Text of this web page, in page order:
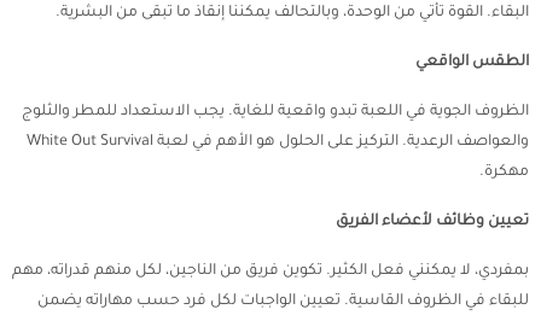
البقاء. القوة تأتي من الوحدة، وبالتحالف يمكننا إنقاذ ما تبقى من البشرية.
الطقس الواقعي
الظروف الجوية في اللعبة تبدو واقعية للغاية. يجب الاستعداد للمطر والثلوج
والعواصف الرعدية. التركيز على الحلول هو الأهم في لعبة White Out Survival
مهكرة.
تعيين وظائف لأعضاء الفريق
بمفردي، لا يمكنني فعل الكثير. تكوين فريق من الناجين، لكل منهم قدراته، مهم
للبقاء في الظروف القاسية. تعيين الواجبات لكل فرد حسب مهاراته يضمن